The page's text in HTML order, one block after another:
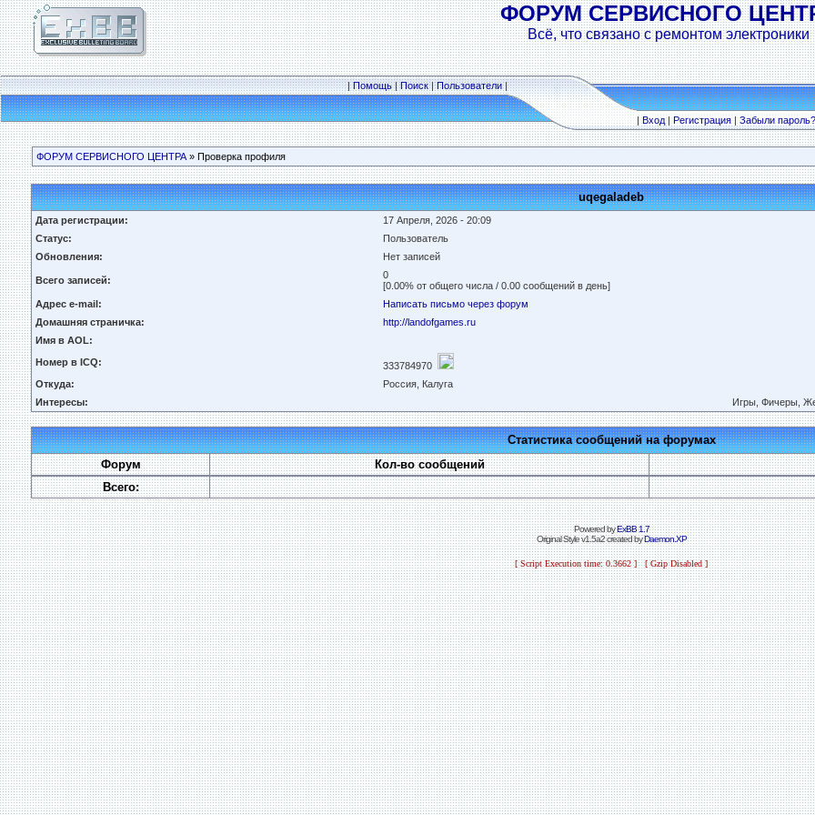
ФОРУМ СЕРВИСНОГО
Всё, что связано с ремонтом электроники
|Помощь|Поиск|Пользователи|
|Вход|Регистрация|Забыли пароль?
ФОРУМ СЕРВИСНОГО ЦЕНТРА » Проверка профиля
uqegaladeb
Дата регистрации:
17 Апреля, 2026 - 20:09
Статус:
Пользователь
Обновления:
Нет записей
Всего записей:
0
[0.00% от общего числа / 0.00 сообщений в день]
Адрес e-mail:
Написать письмо через форум
Домашняя страничка:
http://landofgames.ru
Имя в AOL:
Номер в ICQ:
333784970
Откуда:
Россия, Калуга
Интересы:
Игры, Фичеры,
Статистика сообщений на форумах
Форум
Кол-во сообщений
Всего:
Powered byExBB 1.7
Original Style v1.5a2 created byDaemon.XP
[ Script Execution time: 0.3662 ] [ Gzip Disabled ]